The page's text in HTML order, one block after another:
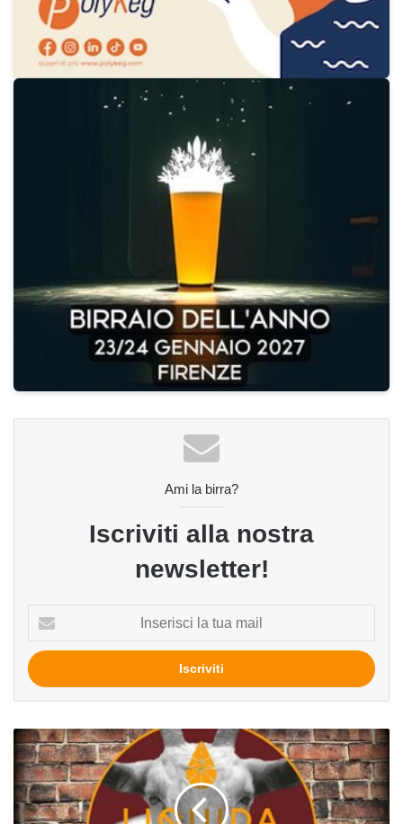
Ami la birra?
Iscriviti alla nostra
newsletter!
tua
mail
Anghela
del
birrificio
Liquida